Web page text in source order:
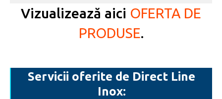
Vizualizează aici OFERTA DE
PRODUSE.
Servicii oferite de Direct Line
Inox: